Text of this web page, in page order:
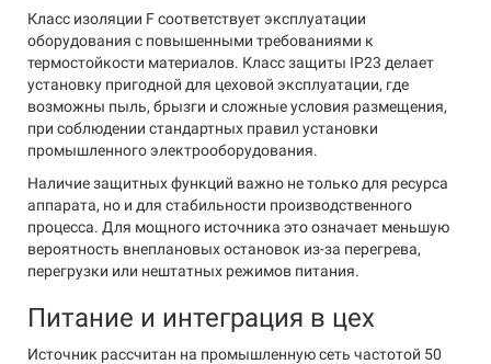
Класс изоляции F соответствует эксплуатации
оборудования с повышенными требованиями к
термостойкости материалов. Класс защиты IP23 делает
установку пригодной для цеховой эксплуатации, где
возможны пыль, брызги и сложные условия размещения,
при соблюдении стандартных правил установки
промышленного электрооборудования.
Наличие защитных функций важно не только для ресурса
аппарата, но и для стабильности производственного
процесса. Для мощного источника это означает меньшую
вероятность внеплановых остановок из-за перегрева,
перегрузки или нештатных режимов питания.
Питание и интеграция в цех
Источник рассчитан на промышленную сеть частотой 50